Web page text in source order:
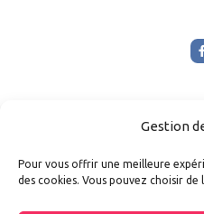
Gestion
Pour vous offrir une meilleure
des cookies. Vous pouvez choisir de
3